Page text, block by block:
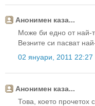
Анонимен каза...
Може би едно от най-
Везните си пасват
02 януари, 2011 22:27
Анонимен каза...
Това, което прочетох